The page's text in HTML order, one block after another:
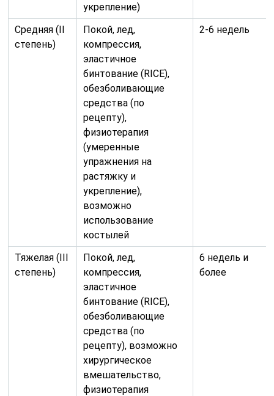
укрепление)
Средняя (II
степень)
Покой, лед,
компрессия,
эластичное
бинтование (RICE),
обезболивающие
средства (по
рецепту),
физиотерапия
(умеренные
упражнения на
растяжку и
укрепление),
возможно
использование
костылей
2-6 недель
Тяжелая (III
степень)
Покой, лед,
компрессия,
эластичное
бинтование (RICE),
обезболивающие
средства (по
рецепту), возможно
хирургическое
вмешательство,
физиотерапия
6 недель и
более